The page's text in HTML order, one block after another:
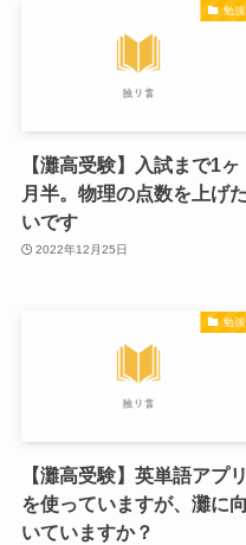
勉強
【灘高受験】入試まで1ヶ
月半。物理の点数を上げた
いです
2022年12月25日
勉強
【灘高受験】英単語アプリ
を使っていますが、灘に向
いていますか？